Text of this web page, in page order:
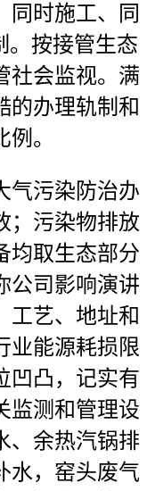
同时施工、同
。按接管生态
社会监视。满
的办理轨制和
。
污染防治办
；污染物排放
均取生态部分
公司影响演讲
工艺、地址和
业能源耗损限
凹凸，记实有
监测和管理设
、余热汽锅排
水，窑头废气